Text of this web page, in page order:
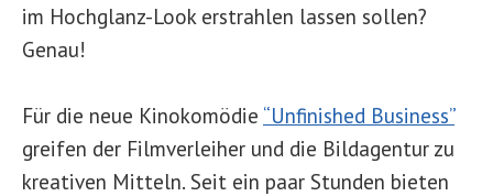
im Hochglanz-Look erstrahlen lassen sollen?
Genau!
Für die neue Kinokomödie “Unfinished Business”
greifen der Filmverleiher und die Bildagentur zu
kreativen Mitteln. Seit ein paar Stunden bieten